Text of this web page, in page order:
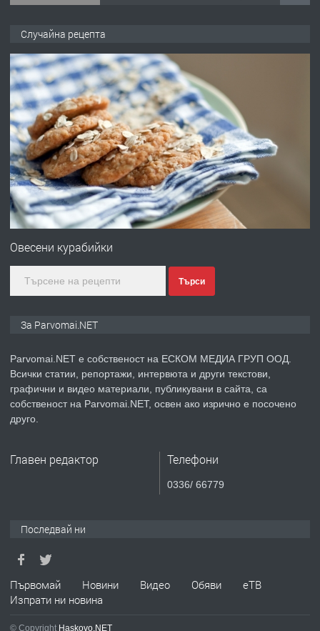
ПРЕДЛАГА Работа за общи работници
преди 1 година
ПРЕДЛАГА
Първи поход "По стъпките на Ангел
преди 1 година
ПРЕДЛАГА Уроци по Математика
ТЪРСИ
Случайна рецепта
Овесени курабийки
Търси
За Parvomai.NET
Parvomai.NET е собственост на ЕСКОМ МЕДИА ГРУП ООД.
Всички статии, репортажи, интервюта и други текстови,
графични и видео материали, публикувани в сайта, са
собственост на Parvomai.NET, освен ако изрично е посочено
друго.
Главен редактор Телефони
0336/ 66779
Последвай ни
Първомай Новини Видео Обяви
еТВ
Изпрати ни новина
© Copyright Haskovo.NET